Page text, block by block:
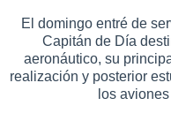
El domingo entré de
Capitán de Día
aeronáutico, su
realización y posterior
los